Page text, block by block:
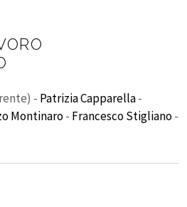
- Patrizia Capparella-
Montinaro- Francesco Stigliano-